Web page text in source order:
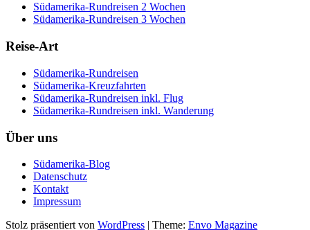
Südamerika-Rundreisen 2 Wochen
Südamerika-Rundreisen 3 Wochen
Reise-Art
Südamerika-Rundreisen
Südamerika-Kreuzfahrten
Südamerika-Rundreisen inkl. Flug
Südamerika-Rundreisen inkl. Wanderung
Über uns
Südamerika-Blog
Datenschutz
Kontakt
Impressum
Stolz präsentiert von WordPress | Theme: Envo Magazine